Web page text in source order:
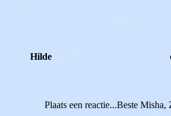
Hilde
Plaats een reactie...Beste